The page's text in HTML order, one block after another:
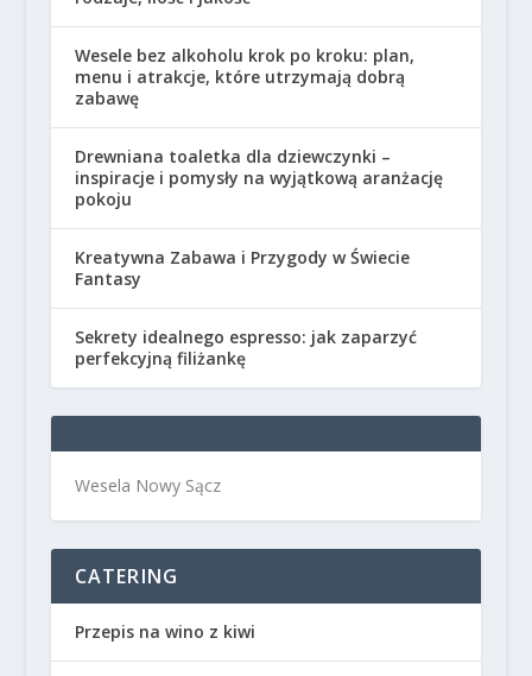
Wesele bez alkoholu krok po kroku: plan,
menu i atrakcje, które utrzymają dobrą
zabawę
Drewniana toaletka dla dziewczynki –
inspiracje i pomysły na wyjątkową aranżację
pokoju
Kreatywna Zabawa i Przygody w Świecie
Fantasy
Sekrety idealnego espresso: jak zaparzyć
perfekcyjną filiżankę
Wesela Nowy Sącz
CATERING
Przepis na wino z kiwi